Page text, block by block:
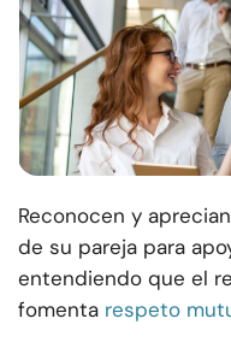
Reconocen y
de su pareja para
entendiendo que el
fomenta respeto